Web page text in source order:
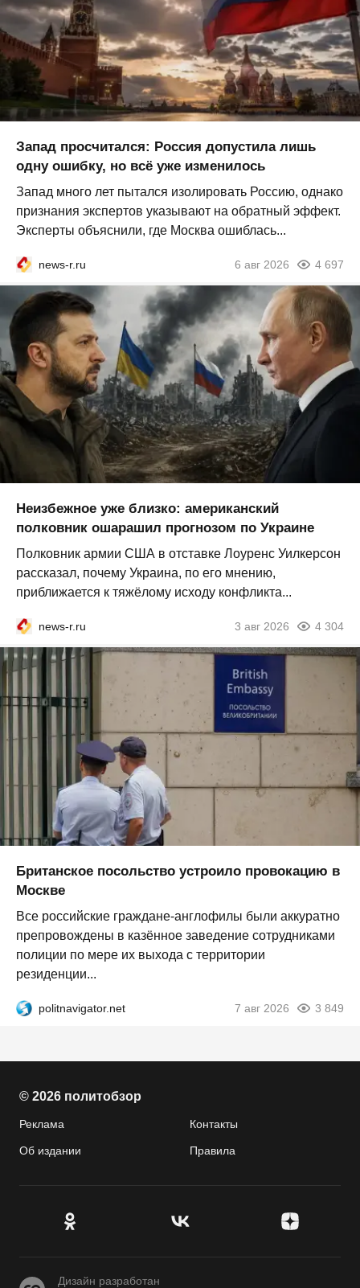
Запад просчитался: Россия допустила лишь
одну ошибку, но всё уже изменилось
Запад много лет пытался изолировать Россию, однако
признания экспертов указывают на обратный эффект.
Эксперты объяснили, где Москва ошиблась...
news-r.ru 6 авг 2026 4 697
Неизбежное уже близко: американский
полковник ошарашил прогнозом по Украине
Полковник армии США в отставке Лоуренс Уилкерсон
рассказал, почему Украина, по его мнению,
приближается к тяжёлому исходу конфликта...
news-r.ru 3 авг 2026 4 304
Британское посольство устроило провокацию в
Москве
Все российские граждане-англофилы были аккуратно
препровождены в казённое заведение сотрудниками
полиции по мере их выхода с территории
резиденции...
politnavigator.net 7 авг 2026 3 849
© 2026 политобзор
Реклама Контакты
Об издании Правила